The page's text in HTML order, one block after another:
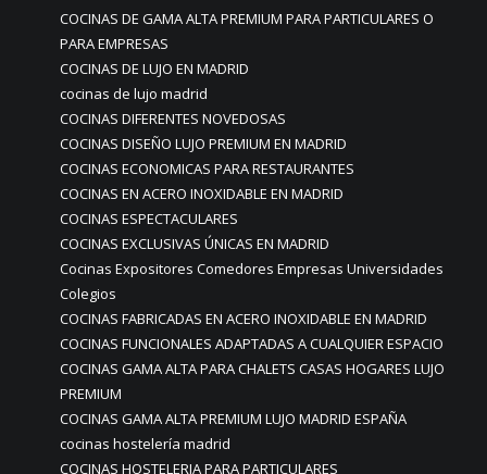
COCINAS DE GAMA ALTA PREMIUM PARA PARTICULARES O
PARA EMPRESAS
COCINAS DE LUJO EN MADRID
cocinas de lujo madrid
COCINAS DIFERENTES NOVEDOSAS
COCINAS DISEÑO LUJO PREMIUM EN MADRID
COCINAS ECONOMICAS PARA RESTAURANTES
COCINAS EN ACERO INOXIDABLE EN MADRID
COCINAS ESPECTACULARES
COCINAS EXCLUSIVAS ÚNICAS EN MADRID
Cocinas Expositores Comedores Empresas Universidades
Colegios
COCINAS FABRICADAS EN ACERO INOXIDABLE EN MADRID
COCINAS FUNCIONALES ADAPTADAS A CUALQUIER ESPACIO
COCINAS GAMA ALTA PARA CHALETS CASAS HOGARES LUJO
PREMIUM
COCINAS GAMA ALTA PREMIUM LUJO MADRID ESPAÑA
cocinas hostelería madrid
COCINAS HOSTELERIA PARA PARTICULARES